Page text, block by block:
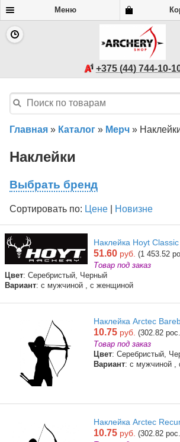
Меню
+375 (44) 744-10-
Главная » Каталог » Мерч »
Наклейки
Выбрать бренд
Сортировать по: Цене Новизне
Наклейка Hoyt
51.60 руб. (1 453.52
Товар под заказ
Цвет: Серебристый, Черный
Вариант: с мужчиной , с женщиной
Наклейка Arctec
10.75 руб. (302.82
Товар под заказ
Цвет: Серебристый,
Вариант: с мужчиной ,
Наклейка Arctec
10.75 руб. (302.82